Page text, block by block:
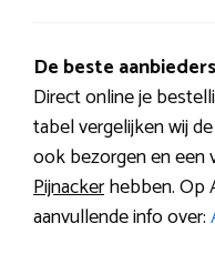
De beste
Direct online je
tabel vergelijken wij
ook bezorgen en een
Pijnackerhebben. Op
aanvullende info over: